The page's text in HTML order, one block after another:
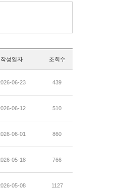
작성일자 조회수
06-23 439
06-12 510
06-01 860
05-18 766
05-08 1127